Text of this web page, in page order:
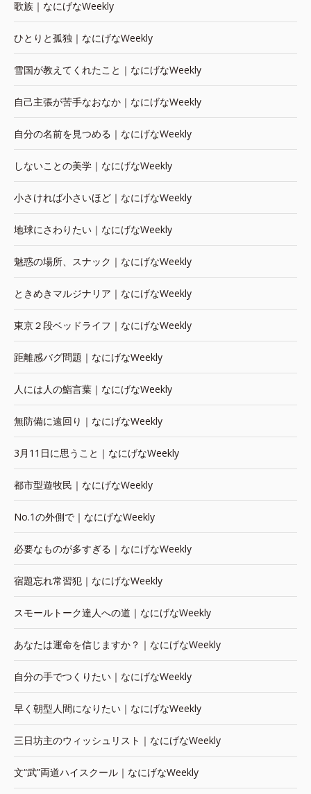
歌族｜なにげなWeekly
ひとりと孤独｜なにげなWeekly
雪国が教えてくれたこと｜なにげなWeekly
自己主張が苦手なおなか｜なにげなWeekly
自分の名前を見つめる｜なにげなWeekly
しないことの美学｜なにげなWeekly
小さければ小さいほど｜なにげなWeekly
地球にさわりたい｜なにげなWeekly
魅惑の場所、スナック｜なにげなWeekly
ときめきマルジナリア｜なにげなWeekly
東京２段ベッドライフ｜なにげなWeekly
距離感バグ問題｜なにげなWeekly
人には人の鮨言葉｜なにげなWeekly
無防備に遠回り｜なにげなWeekly
3月11日に思うこと｜なにげなWeekly
都市型遊牧民｜なにげなWeekly
No.1の外側で｜なにげなWeekly
必要なものが多すぎる｜なにげなWeekly
宿題忘れ常習犯｜なにげなWeekly
スモールトーク達人への道｜なにげなWeekly
あなたは運命を信じますか？｜なにげなWeekly
自分の手でつくりたい｜なにげなWeekly
早く朝型人間になりたい｜なにげなWeekly
三日坊主のウィッシュリスト｜なにげなWeekly
文“武”両道ハイスクール｜なにげなWeekly